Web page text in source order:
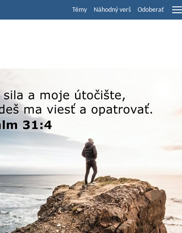
Témy Náhodný verš Odoberať